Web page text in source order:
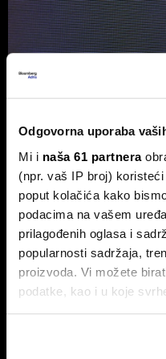
Odgovorna uporaba
Mi i naša 61 partnera
(npr. vaš IP broj)
poput kolačića kako
podacima na vašem
prilagođenih oglasa i
popularnosti sadržaja,
proizvoda. Vi možete
podatke, kao i u koje
Prikupljati
Ljetno zatišje
strategija?
Povijesni podaci pokazuju
najmanjom volatilnošću